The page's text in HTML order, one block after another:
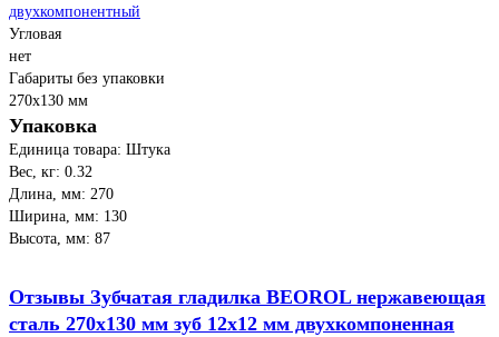
двухкомпонентный
Угловая
нет
Габариты без упаковки
270х130 мм
Упаковка
Единица товара: Штука
Вес, кг: 0.32
Длина, мм: 270
Ширина, мм: 130
Высота, мм: 87
Отзывы Зубчатая гладилка BEOROL нержавеющая
сталь 270x130 мм зуб 12x12 мм двухкомпоненная